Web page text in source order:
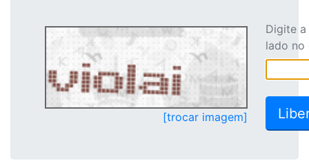
[trocar imagem]
Digite
lado no